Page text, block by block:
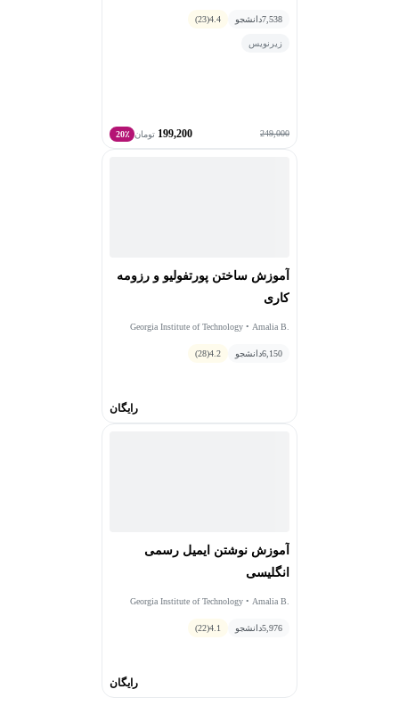
7,538دانشجو 4.4
(23)
زیرنویس
249,000
199,200 تومان 20٪
آموزش ساختن پورتفولیو و رزومه
کاری
Georgia Institute of Technology • Amalia B.
6,150دانشجو 4.2
(28)
رایگان
آموزش نوشتن ایمیل رسمی
انگلیسی
Georgia Institute of Technology • Amalia B.
5,976دانشجو 4.1
(22)
رایگان